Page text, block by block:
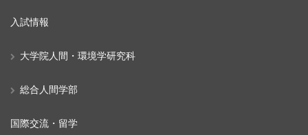
入試情報
大学院人間・環境学研究科
総合人間学部
国際交流・留学